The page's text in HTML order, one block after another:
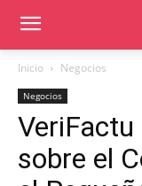
Inicio Negocios
Negocios
VeriFactu
sobre el